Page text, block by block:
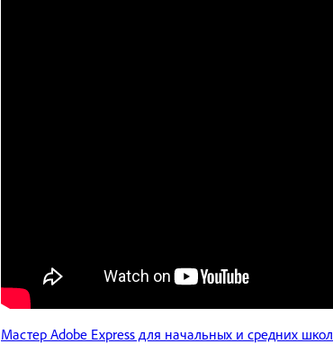
Мастер Adobe Express для начальных и средних школ